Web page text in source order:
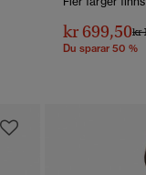
kr 699,50kr
Du sparar 50 %